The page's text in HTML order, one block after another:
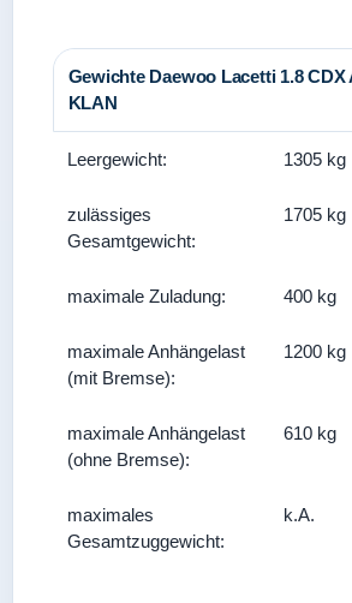
Gewichte Daewoo Lacetti 1.8 CDX
KLAN
Leergewicht: 1305 kg
zulässiges
Gesamtgewicht:
1705 kg
maximale Zuladung: 400 kg
maximale Anhängelast
(mit Bremse):
1200 kg
maximale Anhängelast
(ohne Bremse):
610 kg
maximales
Gesamtzuggewicht:
k.A.